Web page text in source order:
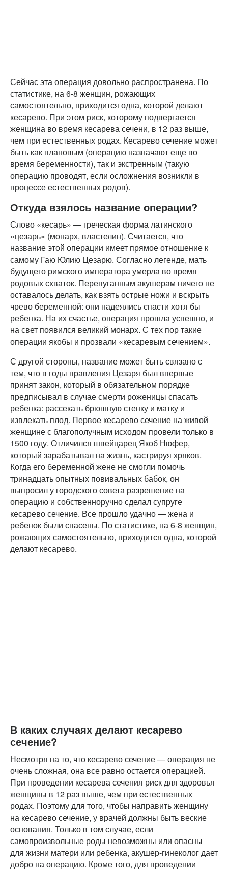
Сейчас эта операция довольно распространена. По
статистике, на 6-8 женщин, рожающих
самостоятельно, приходится одна, которой делают
кесарево. При этом риск, которому подвергается
женщина во время кесарева сечени, в 12 раз выше,
чем при естественных родах. Кесарево сечение может
быть как плановым (операцию назначают еще во
время беременности), так и экстренным (такую
операцию проводят, если осложнения возникли в
процессе естественных родов).
Откуда взялось название операции?
Слово «кесарь» — греческая форма латинского
«цезарь» (монарх, властелин). Считается, что
название этой операции имеет прямое отношение к
самому Гаю Юлию Цезарю. Согласно легенде, мать
будущего римского императора умерла во время
родовых схваток. Перепуганным акушерам ничего не
оставалось делать, как взять острые ножи и вскрыть
чрево беременной: они надеялись спасти хотя бы
ребенка. На их счастье, операция прошла успешно, и
на свет появился великий монарх. С тех пор такие
операции якобы и прозвали «кесаревым сечением».
С другой стороны, название может быть связано с
тем, что в годы правления Цезаря был впервые
принят закон, который в обязательном порядке
предписывал в случае смерти роженицы спасать
ребенка: рассекать брюшную стенку и матку и
извлекать плод. Первое кесарево сечение на живой
женщине с благополучным исходом провели только в
1500 году. Отличился швейцарец Якоб Нюфер,
который зарабатывал на жизнь, кастрируя хряков.
Когда его беременной жене не смогли помочь
тринадцать опытных повивальных бабок, он
выпросил у городского совета разрешение на
операцию и собственноручно сделал супруге
кесарево сечение. Все прошло удачно — жена и
ребенок были спасены. По статистике, на 6-8 женщин,
рожающих самостоятельно, приходится одна, которой
делают кесарево.
В каких случаях делают кесарево
сечение?
Несмотря на то, что кесарево сечение — операция не
очень сложная, она все равно остается операцией.
При проведении кесарева сечения риск для здоровья
женщины в 12 раз выше, чем при естественных
родах. Поэтому для того, чтобы направить женщину
на кесарево сечение, у врачей должны быть веские
основания. Только в том случае, если
самопроизвольные роды невозможны или опасны
для жизни матери или ребенка, акушер-гинеколог дает
добро на операцию. Кроме того, для проведении